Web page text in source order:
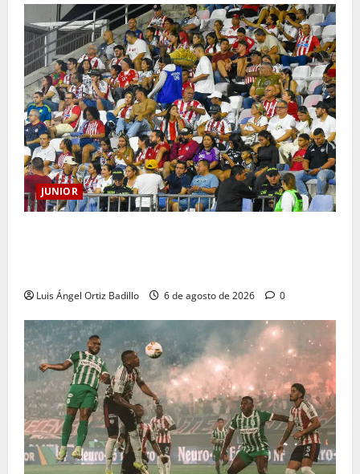
JUNIOR
Luis Ángel Ortiz Badillo 6 de agosto de 2026 0